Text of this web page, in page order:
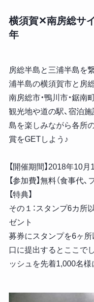
横須賀✕南房総サ
年
房総半島と三浦半島を
浦半島の横須賀市と房総
南房総市・鴨川市・鋸南
観光地や道の駅、宿泊
島を楽しみながら各所
賞をGETしよう♪
【開催期間】2018年10月1
【参加費】無料（食事代
【特典】
その１：スタンプ6カ所
ゼント
募券にスタンプを6ヶ所
口に提出するとここで
ッシュを先着1,000名様